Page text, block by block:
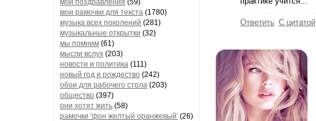
мои поздравления (59)
мои рамочки для текста (1780)
музыка всех поколений (281)
музыкальные открытки (32)
мы помним (61)
мысли вслух (203)
новости и политика (111)
новый год и рождество (242)
обои для рабочего стола (203)
общество (397)
они хотят жить (58)
рамочки 'фон желтый оранжевый' (26)
Ответить С цитатой